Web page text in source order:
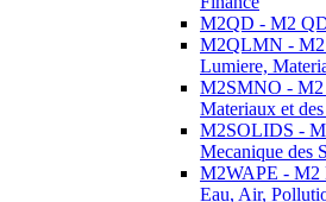
M2QD - M2
M2QLMN - M2
Lumiere,
M2SMNO - M2
Materiaux et
M2SOLIDS -
Mecanique des
M2WAPE - M2
Eau, Air,